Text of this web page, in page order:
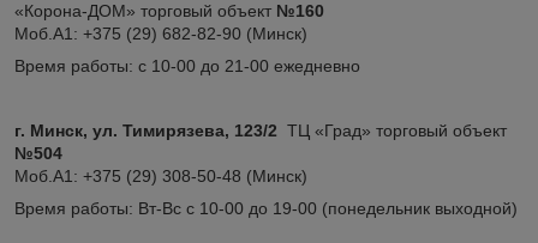
«Корона-ДОМ» торговый объект №160
Моб.А1: +375 (29) 682-82-90 (Минск)
Время работы: с 10-00 до 21-00 ежедневно
г. Минск, ул. Тимирязева, 123/2 ТЦ «Град» торговый объект
№504
Моб.А1: +375 (29) 308-50-48 (Минск)
Время работы: Вт-Вс с 10-00 до 19-00 (понедельник выходной)